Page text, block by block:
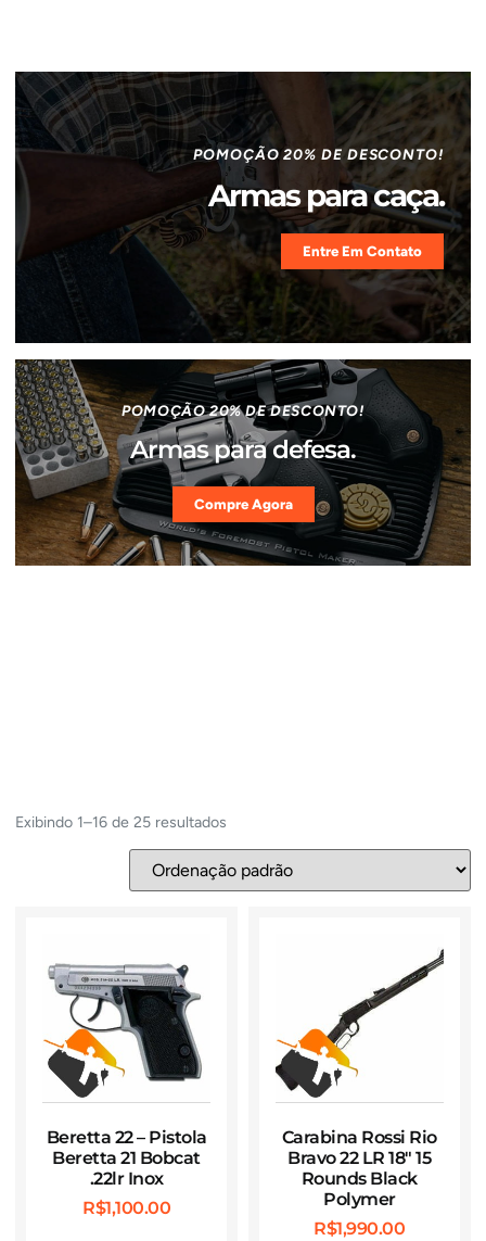
POMOÇÃO 20% DE DESCONTO!
Armas para caça.
Entre Em Contato
POMOÇÃO 20% DE DESCONTO!
Armas para defesa.
Compre Agora
Exibindo 1–16 de 25 resultados
Beretta 22 – Pistola
Beretta 21 Bobcat
.22lr Inox
R$1,100.00
Carabina Rossi Rio
Bravo 22 LR 18″ 15
Rounds Black
Polymer
R$1,990.00